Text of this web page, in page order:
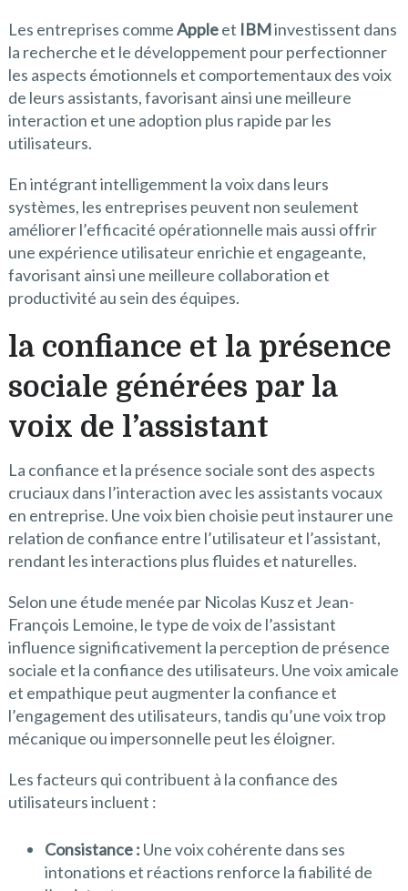
Les entreprises commeAppleet IBMinvestissent dans
la recherche et le développement pour perfectionner
les aspects émotionnels et comportementaux des voix
de leurs assistants, favorisant ainsi une meilleure
interaction et une adoption plus rapide par les
utilisateurs.
En intégrant intelligemment la voix dans leurs
systèmes, les entreprises peuvent non seulement
améliorer l’efficacité opérationnelle mais aussi offrir
une expérience utilisateur enrichie et engageante,
favorisant ainsi une meilleure collaboration et
productivité au sein des équipes.
la confiance et la présence
sociale générées par la
voix de l’assistant
La confiance et la présence sociale sont des aspects
cruciaux dans l’interaction avec les assistants vocaux
en entreprise. Une voix bien choisie peut instaurer une
relation de confiance entre l’utilisateur et l’assistant,
rendant les interactions plus fluides et naturelles.
Selon une étude menée par Nicolas Kusz et Jean-
François Lemoine, le type de voix de l’assistant
influence significativement la perception de présence
sociale et la confiance des utilisateurs. Une voix amicale
et empathique peut augmenter la confiance et
l’engagement des utilisateurs, tandis qu’une voix trop
mécanique ou impersonnelle peut les éloigner.
Les facteurs qui contribuent à la confiance des
utilisateurs incluent :
Consistance : Une voix cohérente dans ses
intonations et réactions renforce la fiabilité de